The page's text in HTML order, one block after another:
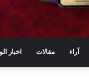
آراء مقالات اخبار